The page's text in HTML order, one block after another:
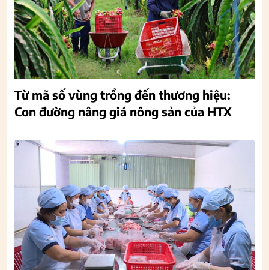
Từ mã số vùng trồng đến thương hiệu:
Con đường nâng giá nông sản của HTX